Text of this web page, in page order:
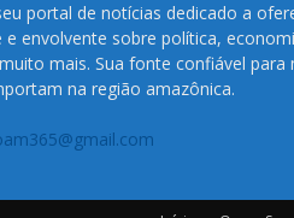
portal de notícias dedicado a
e envolvente sobre política,
mais. Sua fonte confiável para
na região amazônica.